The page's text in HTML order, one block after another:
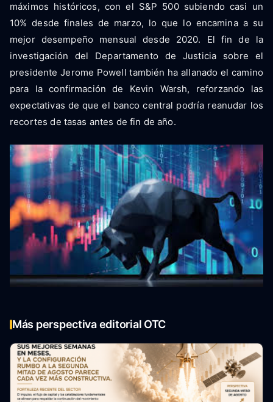
máximos históricos, con el S&P 500 subiendo casi un
10% desde finales de marzo, lo que lo encamina a su
mejor desempeño mensual desde 2020. El fin de la
investigación del Departamento de Justicia sobre el
presidente Jerome Powell también ha allanado el camino
para la confirmación de Kevin Warsh, reforzando las
expectativas de que el banco central podría reanudar los
recortes de tasas antes de fin de año.
Más perspectiva editorial OTC